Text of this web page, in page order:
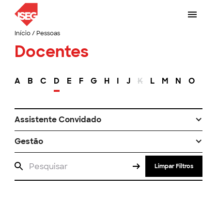
Início/ Pessoas
Docentes
A B C D E F G H I J K L M N O
Assistente Convidado
Gestão
Limpar Filtros